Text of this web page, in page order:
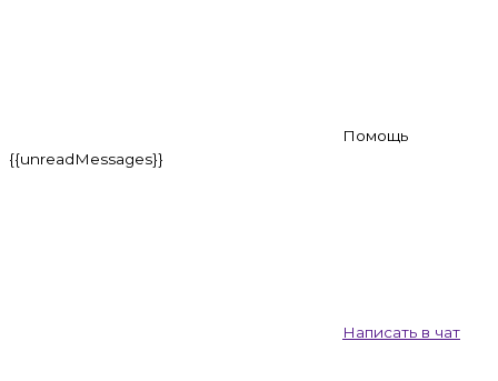
Помощь
{{unreadMessages}}
Написать в чат